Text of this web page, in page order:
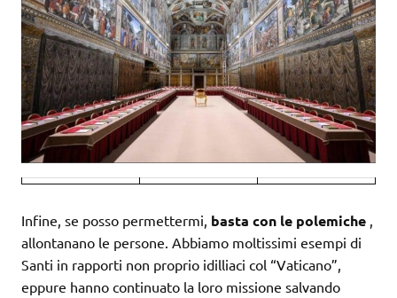
Infine, se posso permettermi, basta con le polemiche
allontanano le persone. Abbiamo moltissimi esempi di
Santi in rapporti non proprio idilliaci col “Vaticano”,
eppure hanno continuato la loro missione salvando